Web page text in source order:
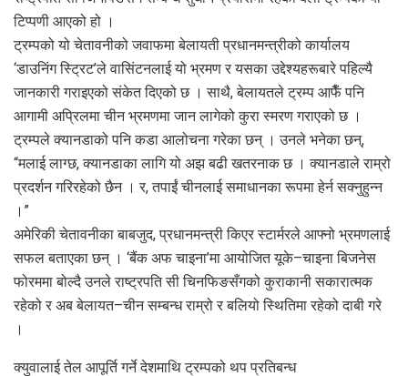
टिप्पणी आएको हो ।
ट्रम्पको यो चेतावनीको जवाफमा बेलायती प्रधानमन्त्रीको कार्यालय
‘डाउनिंग स्ट्रिट’ले वासिंटनलाई यो भ्रमण र यसका उद्देश्यहरूबारे पहिल्यै
जानकारी गराइएको संकेत दिएको छ । साथै, बेलायतले ट्रम्प आफैँ पनि
आगामी अप्रिलमा चीन भ्रमणमा जान लागेको कुरा स्मरण गराएको छ ।
ट्रम्पले क्यानडाको पनि कडा आलोचना गरेका छन् । उनले भनेका छन्,
“मलाई लाग्छ, क्यानडाका लागि यो अझ बढी खतरनाक छ । क्यानडाले राम्रो
प्रदर्शन गरिरहेको छैन । र, तपाईं चीनलाई समाधानका रूपमा हेर्न सक्नुहुन्न
।”
अमेरिकी चेतावनीका बाबजुद, प्रधानमन्त्री किएर स्टार्मरले आफ्नो भ्रमणलाई
सफल बताएका छन् । ‘बैंक अफ चाइना’मा आयोजित यूके–चाइना बिजनेस
फोरममा बोल्दै उनले राष्ट्रपति सी चिनफिङसँगको कुराकानी सकारात्मक
रहेको र अब बेलायत–चीन सम्बन्ध राम्रो र बलियो स्थितिमा रहेको दाबी गरे
।
क्युवालाई तेल आपूर्ति गर्ने देशमाथि ट्रम्पको थप प्रतिबन्ध